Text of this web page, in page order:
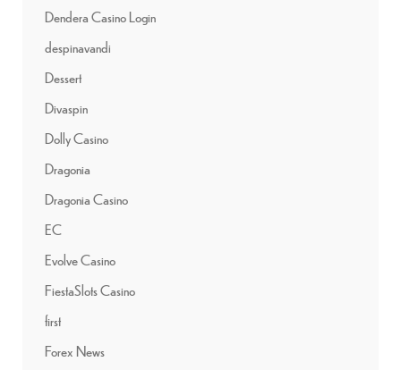
Dendera Casino Login
despinavandi
Dessert
Divaspin
Dolly Casino
Dragonia
Dragonia Casino
EC
Evolve Casino
FiestaSlots Casino
first
Forex News